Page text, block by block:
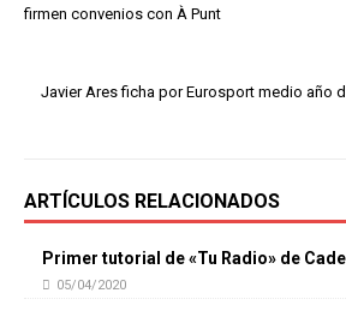
firmen convenios con À Punt
Javier Ares ficha por Eurosport medio año
ARTÍCULOS RELACIONADOS
Primer tutorial de «Tu Radio» de
05/04/2020